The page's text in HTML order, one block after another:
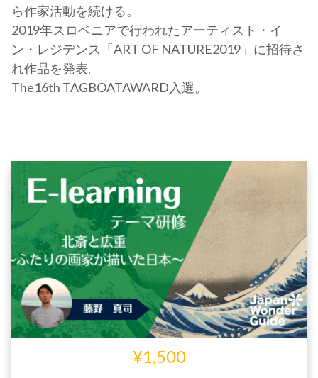
ら作家活動を続ける。
2019年スロベニアで行われたアーティスト・イ
ン・レジデンス「ART OF NATURE2019」に招待さ
れ作品を発表。
The16th TAGBOATAWARD入選。
¥1,500